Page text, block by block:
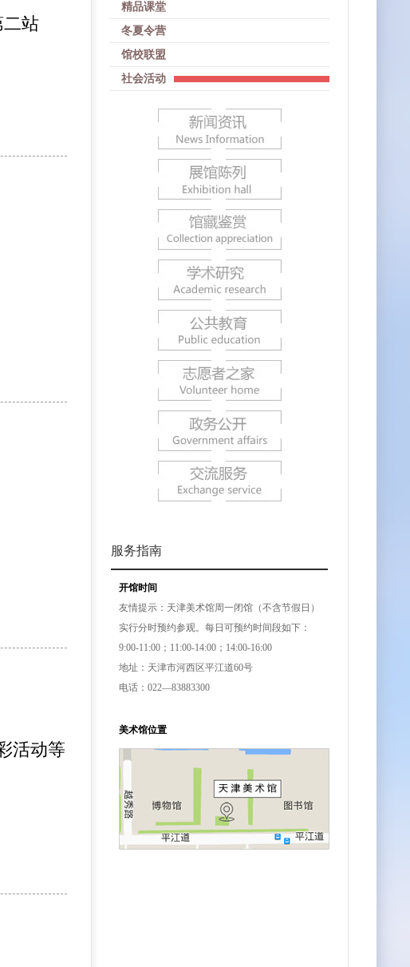
站
活动等
精品课堂
冬夏令营
馆校联盟
社会活动
服务指南
开馆时间
友情提示：天津美术馆周一闭馆（不含节假日）
实行分时预约参观。每日可预约时间段如下：
9:00-11:00；11:00-14:00；14:00-16:00
地址：天津市河西区平江道60号
电话：022—83883300
美术馆位置